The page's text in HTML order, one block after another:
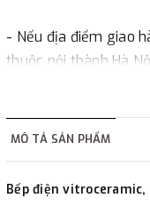
- Nếu địa điểm giao
thuộc nội thành Hà
hàng hoặc khách
2. Thanh toán trực
MÔ TẢ SẢN PHẨM
Bếp điện vitroceramic,